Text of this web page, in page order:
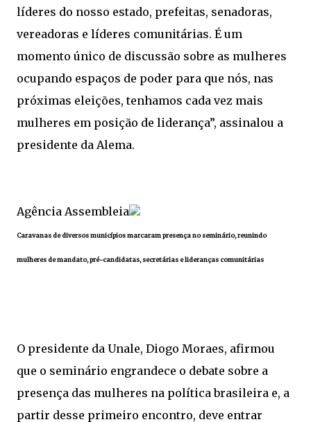
líderes do nosso estado, prefeitas, senadoras,
vereadoras e líderes comunitárias. É um
momento único de discussão sobre as mulheres
ocupando espaços de poder para que nós, nas
próximas eleições, tenhamos cada vez mais
mulheres em posição de liderança”, assinalou a
presidente da Alema.
Agência Assembleia
Caravanas de diversos municípios marcaram presença no seminário, reunindo
mulheres de mandato, pré-candidatas, secretárias e lideranças comunitárias
O presidente da Unale, Diogo Moraes, afirmou
que o seminário engrandece o debate sobre a
presença das mulheres na política brasileira e, a
partir desse primeiro encontro, deve entrar